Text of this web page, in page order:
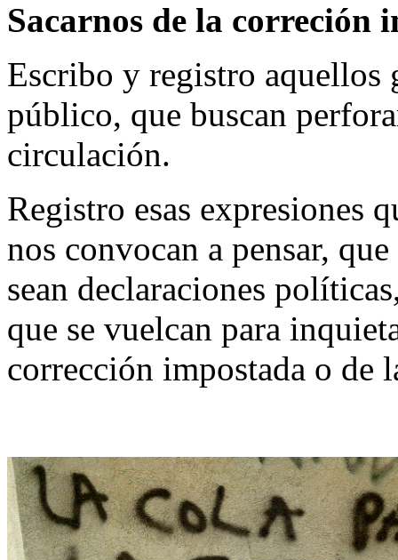
Sacarnos de la correción
Escribo y registro aquellos
público, que buscan
circulación.
Registro esas expresiones
nos convocan a pensar,
sean declaraciones
que se vuelcan para
corrección impostada o de